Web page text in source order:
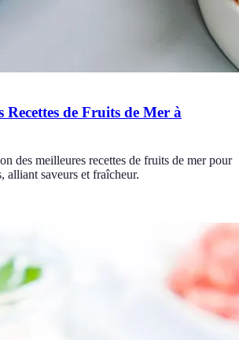
Recettes de Fruits de Mer à
des meilleures recettes de fruits de mer pour
alliant saveurs et fraîcheur.